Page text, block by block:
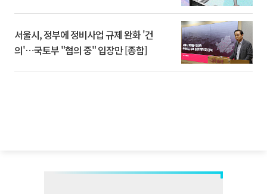
서울시, 정부에 정비사업 규제 완화 '건
의'⋯국토부 "협의 중" 입장만 [종합]